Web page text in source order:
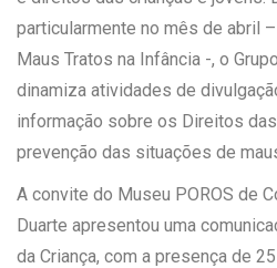
particularmente no mês de abril
Maus Tratos na Infância -, o
dinamiza atividades de
informação sobre os Direitos
prevenção das situações de
A convite do Museu POROS de
Duarte apresentou uma
da Criança, com a presença de